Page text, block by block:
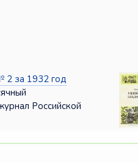
2 за 1932 год
Российской